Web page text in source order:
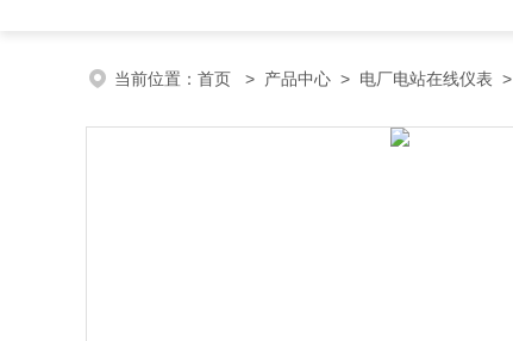
当前位置： 首页 > 产品中心 > 电厂电站在线仪表 >